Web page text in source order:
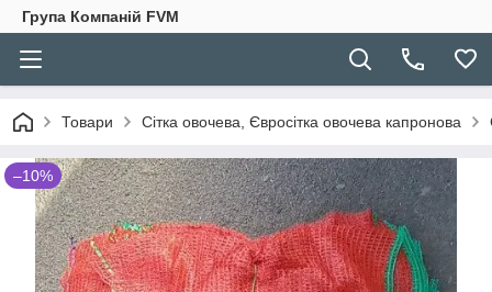
Група Компаній FVM
Товари Сітка овочева, Євросітка овочева капронова
–10%